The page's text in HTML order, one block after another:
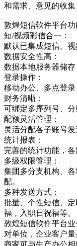
和需求、意见的收
敦煌短信软件平台功
短/视频彩信合一：
默认已集成短信、视
数据安全性高：
数据本地服务器储存
登录操作：
移动办公、多点登录
财务清晰：
可绑定多序列号、分
配额灵活管理：
灵活分配各子账号发
统计报表：
完善的统计功能，
多级权限管理：
集团多分支机构、
配。
多种发送方式：
批量、个性短信、
福，入职日祝福等。
敦煌短信软件平台
对单位，企业客户
商家可与生产办公相